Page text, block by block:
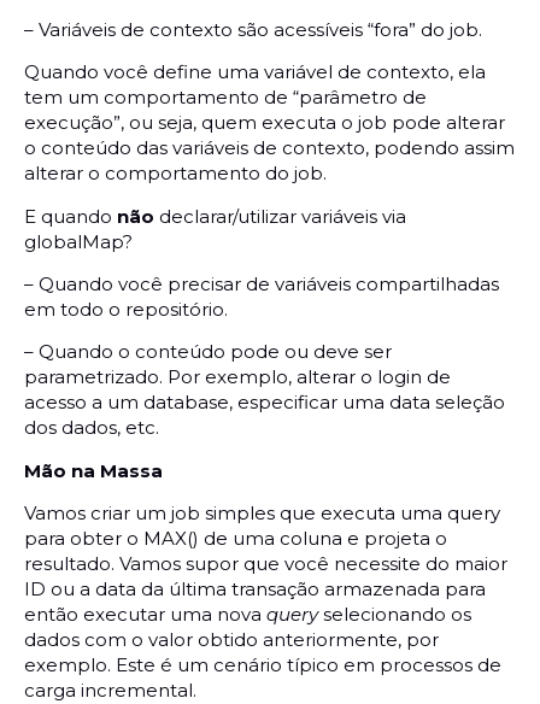
– Variáveis de contexto são acessíveis “fora” do job.
Quando você define uma variável de contexto, ela
tem um comportamento de “parâmetro de
execução”, ou seja, quem executa o job pode alterar
o conteúdo das variáveis de contexto, podendo assim
alterar o comportamento do job.
E quando não declarar/utilizar variáveis via
globalMap?
– Quando você precisar de variáveis compartilhadas
em todo o repositório.
– Quando o conteúdo pode ou deve ser
parametrizado. Por exemplo, alterar o login de
acesso a um database, especificar uma data seleção
dos dados, etc.
Mão na Massa
Vamos criar um job simples que executa uma query
para obter o MAX() de uma coluna e projeta o
resultado. Vamos supor que você necessite do maior
ID ou a data da última transação armazenada para
então executar uma nova queryselecionando os
dados com o valor obtido anteriormente, por
exemplo. Este é um cenário típico em processos de
carga incremental.